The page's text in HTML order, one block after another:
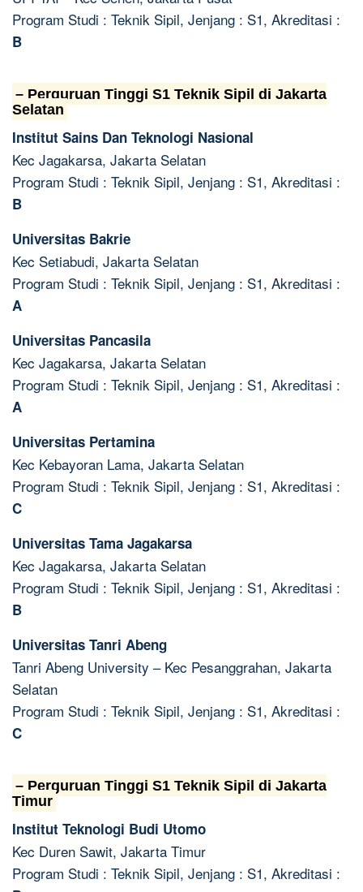
Program Studi : Teknik Sipil, Jenjang : S1, Akreditasi :
B
– Perguruan Tinggi S1 Teknik Sipil di Jakarta
Selatan
Institut Sains Dan Teknologi Nasional
Kec Jagakarsa, Jakarta Selatan
Program Studi : Teknik Sipil, Jenjang : S1, Akreditasi :
B
Universitas Bakrie
Kec Setiabudi, Jakarta Selatan
Program Studi : Teknik Sipil, Jenjang : S1, Akreditasi :
A
Universitas Pancasila
Kec Jagakarsa, Jakarta Selatan
Program Studi : Teknik Sipil, Jenjang : S1, Akreditasi :
A
Universitas Pertamina
Kec Kebayoran Lama, Jakarta Selatan
Program Studi : Teknik Sipil, Jenjang : S1, Akreditasi :
C
Universitas Tama Jagakarsa
Kec Jagakarsa, Jakarta Selatan
Program Studi : Teknik Sipil, Jenjang : S1, Akreditasi :
B
Universitas Tanri Abeng
Tanri Abeng University – Kec Pesanggrahan, Jakarta
Selatan
Program Studi : Teknik Sipil, Jenjang : S1, Akreditasi :
C
– Perguruan Tinggi S1 Teknik Sipil di Jakarta
Timur
Institut Teknologi Budi Utomo
Kec Duren Sawit, Jakarta Timur
Program Studi : Teknik Sipil, Jenjang : S1, Akreditasi :